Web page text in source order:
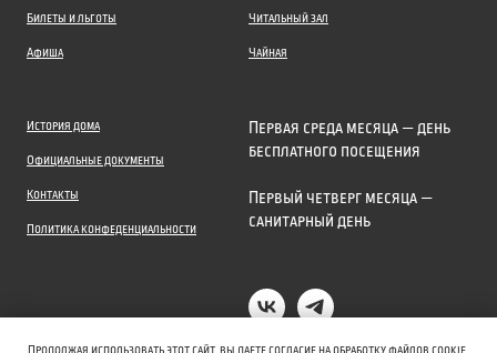
Продолжая использовать этот сайт, вы даете согласие на обработку файлов cookie.
Билеты и льготы
Афиша
Читальный зал
Чайная
История дома
Официальные документы
Контакты
Политика конфеденциальности
Первая среда месяца — день
бесплатного посещения
Первый четверг месяца —
санитарный день